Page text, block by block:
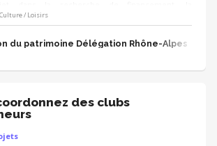
de sa collecte, jusqu'à la clôture du
au développement des adhésions et des
donateurs, partenariats, etc.) pour pérenniser
Culture / Loisirs
du patrimoine Délégation Rhône-Alpes
des clubs